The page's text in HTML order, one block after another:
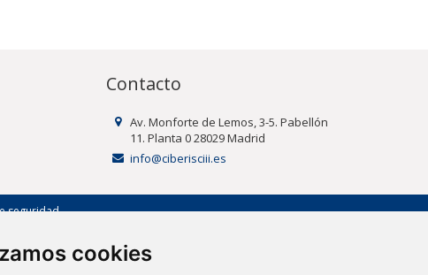
cookies
Contacto
Av. Monforte de Lemos, 3-5. Pabellón
11. Planta 0 28029 Madrid
info@ciberisciii.es
seguridad